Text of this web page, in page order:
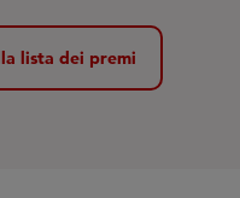
lista dei premi